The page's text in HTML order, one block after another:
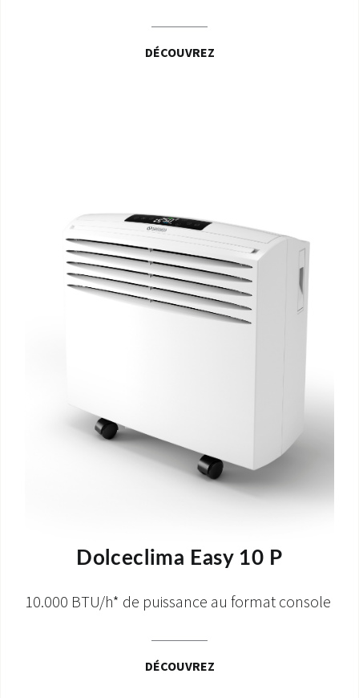
DÉCOUVREZ
Dolceclima Easy 10 P
10.000 BTU/h* de puissance au format console
DÉCOUVREZ